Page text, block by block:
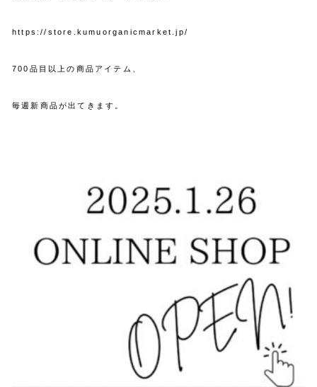
https://store.kumuorganicmarket.jp/
700品目以上の商品アイテム、
毎週新商品が出てきます。